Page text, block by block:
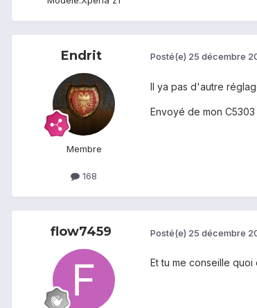
Endrit
Membre
168
Posté(e) 25 décembre
Il ya pas d'autre
Envoyé de mon
flow7459 Posté(e) 25 décembre
Et tu me conseille